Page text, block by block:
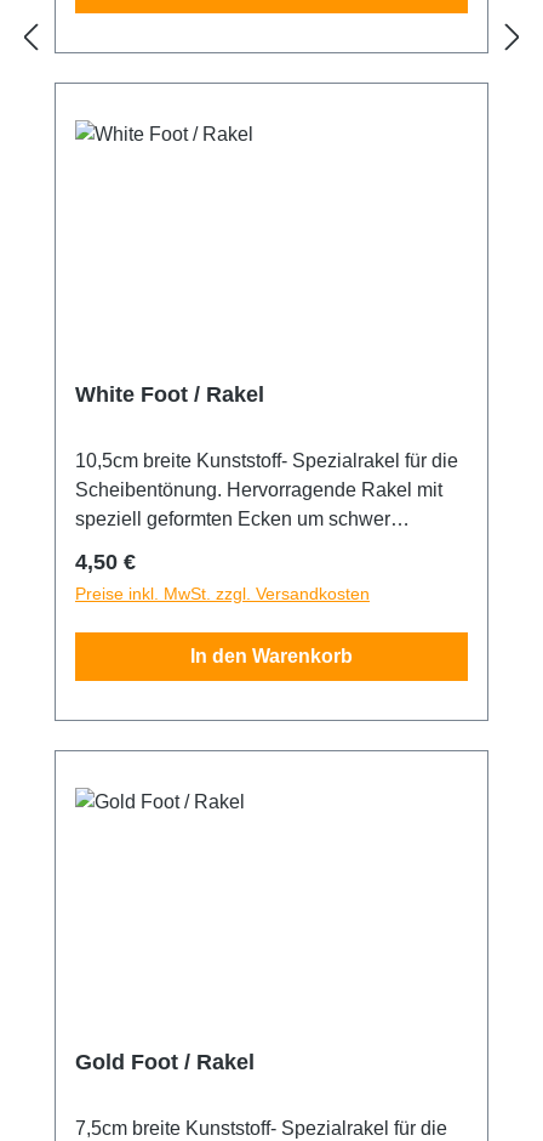
White Foot / Rakel
10,5cm breite Kunststoff- Spezialrakel für die
Scheibentönung. Hervorragende Rakel mit
speziell geformten Ecken um schwer
Durch die robuste Bauart können Rückstände
von Flüssigkeiten, mit dem entsprechend
nötigem Druck, ausgerakelt werden.
Regulärer Preis:
4,50 €
Preise inkl. MwSt. zzgl. Versandkosten
In den Warenkorb
Gold Foot / Rakel
7,5cm breite Kunststoff- Spezialrakel für die